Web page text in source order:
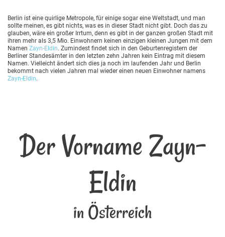
Berlin ist eine quirlige Metropole, für einige sogar eine Weltstadt, und man
sollte meinen, es gibt nichts, was es in dieser Stadt nicht gibt. Doch das zu
glauben, wäre ein großer Irrtum, denn es gibt in der ganzen großen Stadt mit
ihren mehr als 3,5 Mio. Einwohnern keinen einzigen kleinen Jungen mit dem
Namen Zayn-Eldin. Zumindest findet sich in den Geburtenregistern der
Berliner Standesämter in den letzten zehn Jahren kein Eintrag mit diesem
Namen. Vielleicht ändert sich dies ja noch im laufenden Jahr und Berlin
bekommt nach vielen Jahren mal wieder einen neuen Einwohner namens
Zayn-Eldin.
Der Vorname Zayn-
Eldin
in Österreich